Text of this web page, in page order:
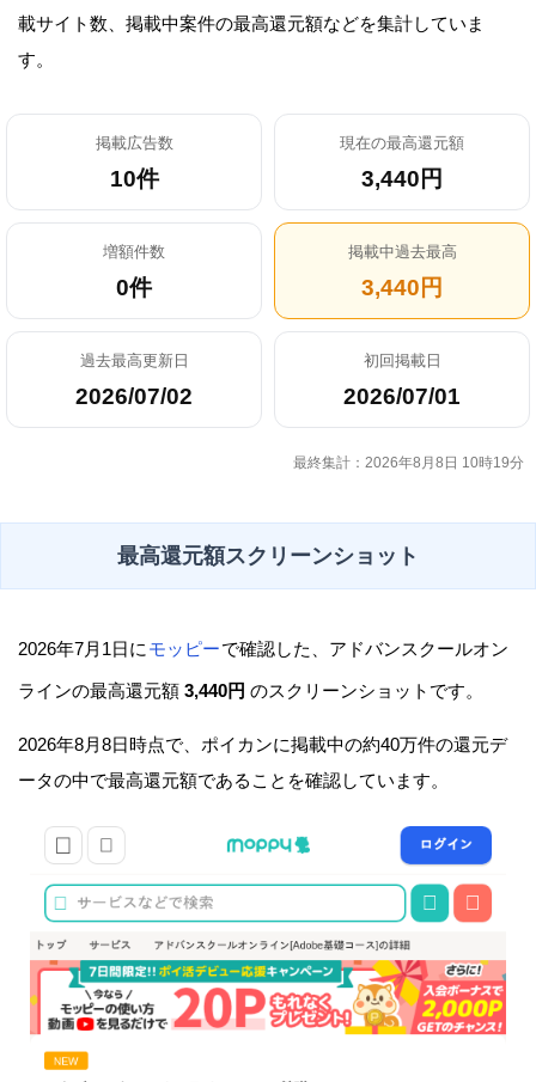
載サイト数、掲載中案件の最高還元額などを集計していま
す。
掲載広告数
10件
現在の最高還元額
3,440円
増額件数
0件
掲載中過去最高
3,440円
過去最高更新日
2026/07/02
初回掲載日
2026/07/01
最終集計：2026年8月8日 10時19分
最高還元額スクリーンショット
2026年7月1日に モッピーで確認した、アドバンスクールオン
ラインの最高還元額 3,440円 のスクリーンショットです。
2026年8月8日時点で、ポイカンに掲載中の約40万件の還元デ
ータの中で最高還元額であることを確認しています。